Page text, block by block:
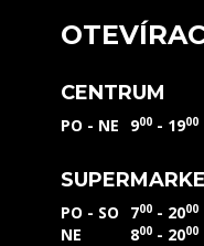
CENTRUM
PO - NE 900 - 1900
PO - SO 700 - 2000
NE 800 - 2000